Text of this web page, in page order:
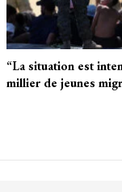
“La situation est
millier de jeunes